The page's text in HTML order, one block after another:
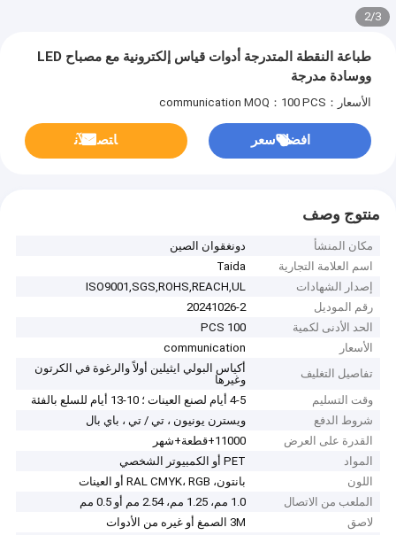
2/3
طباعة النقطة المتدرجة أدوات قياس إلكترونية مع مصباح LED
ووسادة مدرجة
الأسعار：communication MOQ：100 PCS
افضل سعر ﺎﺘﺼﻟ ﺍﻶﻧ
منتوج وصف
مكان المنشأ
دونغقوان الصين
اسم العلامة التجارية
Taida
إصدار الشهادات
ISO9001,SGS,ROHS,REACH,UL
رقم الموديل
20241026-2
الحد الأدنى لكمية
100 PCS
الأسعار
communication
تفاصيل التغليف
أكياس البولي ايثيلين أولاً والرغوة في الكرتون
وغيرها
وقت التسليم
4-5 أيام لصنع العينات ؛ 10-13 أيام للسلع بالفئة
شروط الدفع
ويسترن يونيون ، تي / تي ، باي بال
القدرة على العرض
11000+قطعة+شهر
المواد
PET أو الكمبيوتر الشخصي
اللون
بانتون، RAL CMYK، RGB أو العينات
الملعب من الاتصال
1.0 مم، 1.25 مم، 2.54 مم أو 0.5 مم
لاصق
3M الصمغ أو غيره من الأدوات